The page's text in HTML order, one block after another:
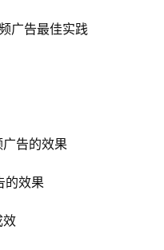
广告最佳实践
告的效果
的效果
效